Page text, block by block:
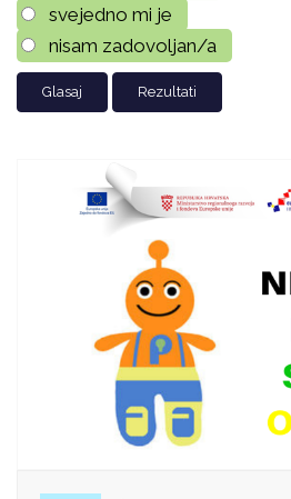
svejedno mi je
nisam zadovoljan/a
Rezultati